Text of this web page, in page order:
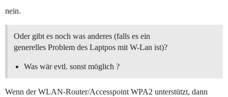
nein.
Oder gibt es noch was anderes (falls es ein
generelles Problem des Laptpos mit W-Lan ist)?
Was wär evtl. sonst möglich ?
Wenn der WLAN-Router/Accesspoint WPA2 unterstützt, dann